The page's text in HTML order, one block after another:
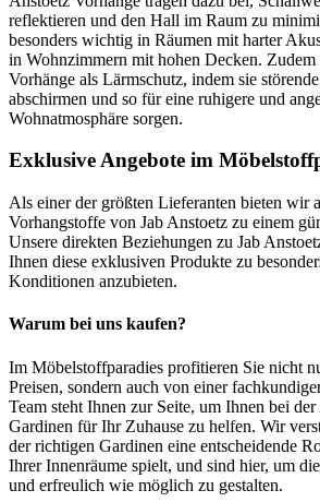
reflektieren und den Hall im Raum zu
besonders wichtig in Räumen mit harter
in Wohnzimmern mit hohen Decken. Zudem
Vorhänge als Lärmschutz, indem sie
abschirmen und so für eine ruhigere und
Wohnatmosphäre sorgen.
Exklusive Angebote im
Als einer der größten Lieferanten bieten wir
Vorhangstoffe von Jab Anstoetz zu einem
Unsere direkten Beziehungen zu Jab
Ihnen diese exklusiven Produkte zu
Konditionen anzubieten.
Warum bei uns kaufen?
Im Möbelstoffparadies profitieren Sie nicht
Preisen, sondern auch von einer
Team steht Ihnen zur Seite, um Ihnen bei
Gardinen für Ihr Zuhause zu helfen. Wir
der richtigen Gardinen eine entscheidende
Ihrer Innenräume spielt, und sind hier, um
und erfreulich wie möglich zu gestalten.